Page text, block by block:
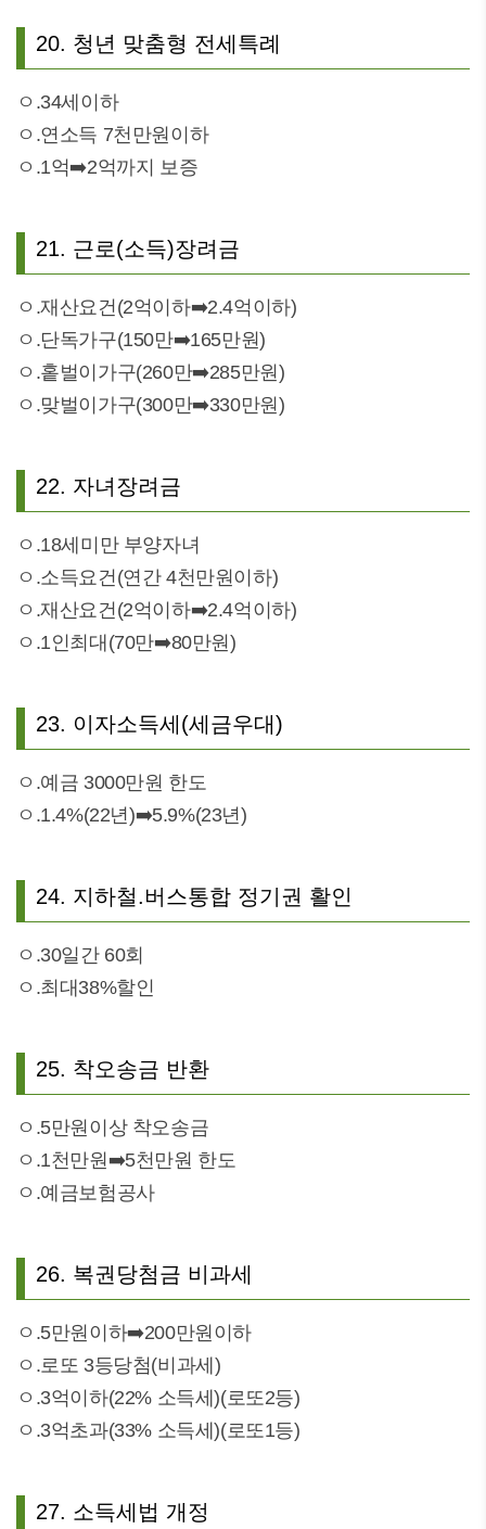
20. 청년 맞춤형 전세특례
ㅇ.34세이하
ㅇ.연소득 7천만원이하
ㅇ.1억➡️2억까지 보증
21. 근로(소득)장려금
ㅇ.재산요건(2억이하➡️2.4억이하)
ㅇ.단독가구(150만➡️165만원)
ㅇ.홑벌이가구(260만➡️285만원)
ㅇ.맞벌이가구(300만➡️330만원)
22. 자녀장려금
ㅇ.18세미만 부양자녀
ㅇ.소득요건(연간 4천만원이하)
ㅇ.재산요건(2억이하➡️2.4억이하)
ㅇ.1인최대(70만➡️80만원)
23. 이자소득세(세금우대)
ㅇ.예금 3000만원 한도
ㅇ.1.4%(22년)➡️5.9%(23년)
24. 지하철.버스통합 정기권 활인
ㅇ.30일간 60회
ㅇ.최대38%할인
25. 착오송금 반환
ㅇ.5만원이상 착오송금
ㅇ.1천만원➡️5천만원 한도
ㅇ.예금보험공사
26. 복권당첨금 비과세
ㅇ.5만원이하➡️200만원이하
ㅇ.로또 3등당첨(비과세)
ㅇ.3억이하(22% 소득세)(로또2등)
ㅇ.3억초과(33% 소득세)(로또1등)
27. 소득세법 개정